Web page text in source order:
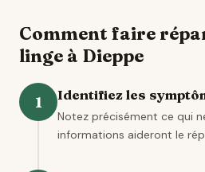
Comment faire
linge à Dieppe
1 Identifiez les
Notez précisément ce qui
informations aideront le